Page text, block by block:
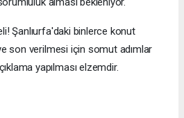
Şanlıurfa'daki binlerce konut
son verilmesi için somut adımlar
yapılması elzemdir.